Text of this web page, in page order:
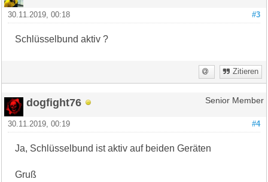
#3
30.11.2019, 00:18
Schlüsselbund aktiv ?
Zitieren
dogfight76 Senior Member
#4
30.11.2019, 00:19
Ja, Schlüsselbund ist aktiv auf beiden Geräten
Gruß